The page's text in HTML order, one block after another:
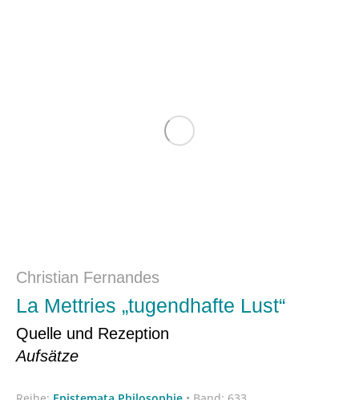
Christian Fernandes
La Mettries „tugendhafte Lust“
Quelle und Rezeption
Aufsätze